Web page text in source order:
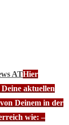
ATHier
aktuellen
Deinem in der
wie: –